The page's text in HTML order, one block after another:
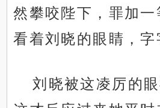
然攀咬陛下，罪加一
看着刘晓的眼睛，字
刘晓被这凌厉的